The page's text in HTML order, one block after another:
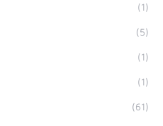
(1)
(5)
(1)
(1)
(61)